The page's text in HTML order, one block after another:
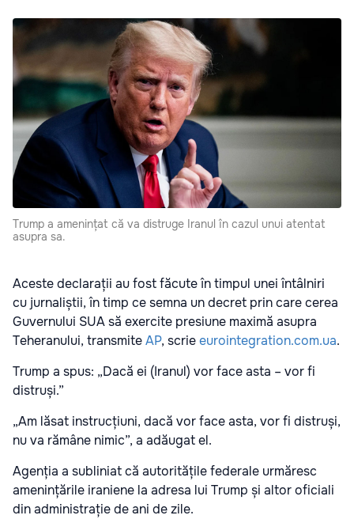
Trump a amenințat că va distruge Iranul în cazul unui atentat
asupra sa.
Aceste declarații au fost făcute în timpul unei întâlniri
cu jurnaliștii, în timp ce semna un decret prin care cerea
Guvernului SUA să exercite presiune maximă asupra
Teheranului, transmiteAP, scrieeurointegration.com.ua.
Trump a spus: „Dacă ei (Iranul) vor face asta – vor fi
distruși.”
„Am lăsat instrucțiuni, dacă vor face asta, vor fi distruși,
nu va rămâne nimic”, a adăugat el.
Agenția a subliniat că autoritățile federale urmăresc
amenințările iraniene la adresa lui Trump și altor oficiali
din administrație de ani de zile.